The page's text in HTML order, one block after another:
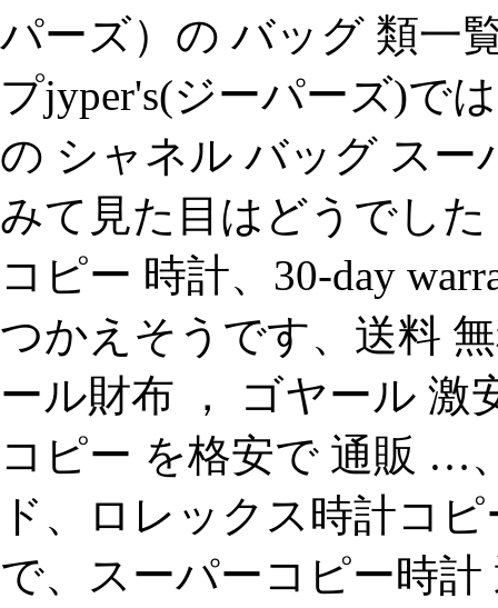
パーズ）の バッグ 類一
プjyper's(ジーパーズ)で
の シャネル バッグ スー
みて見た目はどうでし
コピー 時計、30-day
つかえそうです、送料
ール財布 ， ゴヤール 激
コピー を格安で 通販 …
ド、ロレックス時計コ
で、スーパーコピー時